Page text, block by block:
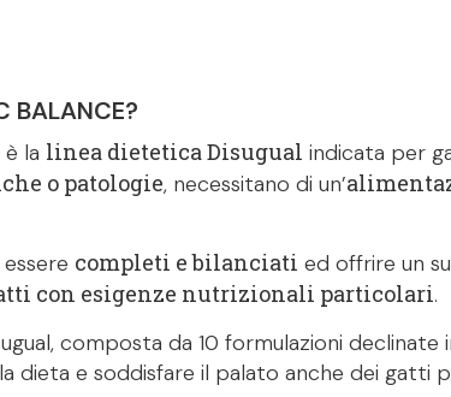
BALANCE?
è la linea dietetica Disugual indicata per
o patologie, necessitano di un’
completi e bilanciati ed offrire un
con esigenze nutrizionali particolari.
composta da 10 formulazioni declinate
dieta e soddisfare il palato anche dei gatti